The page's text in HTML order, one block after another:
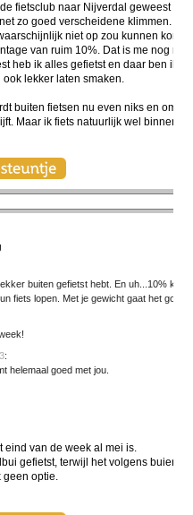
fietsclub naar Nijverdal geweest
zo goed verscheidene klimmen.
niet op zou kunnen
van ruim 10%. Dat is me nog
heb ik alles gefietst en daar ben ik
lekker laten smaken.
buiten fietsen nu even niks en
Maar ik fiets natuurlijk wel binnen.
buiten gefietst hebt. En uh...10%
fiets lopen. Met je gewicht gaat het goed
:
helemaal goed met jou.
eind van de week al mei is.
gefietst, terwijl het volgens
geen optie.